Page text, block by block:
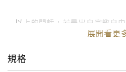
以上的問話，若是出自宗教自
都不足為奇；但若是出自巴基
同小可了！
展開看更
規格